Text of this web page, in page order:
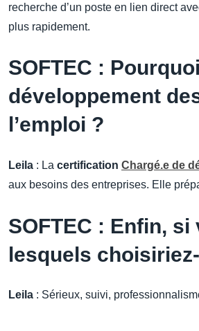
recherche d’un poste en lien direct
plus rapidement.
SOFTEC :
développement
l’emploi ?
Leila : La certification Chargé.e de
aux besoins des entreprises. Elle
SOFTEC : Enfin,
lesquels
Leila : Sérieux, suivi,